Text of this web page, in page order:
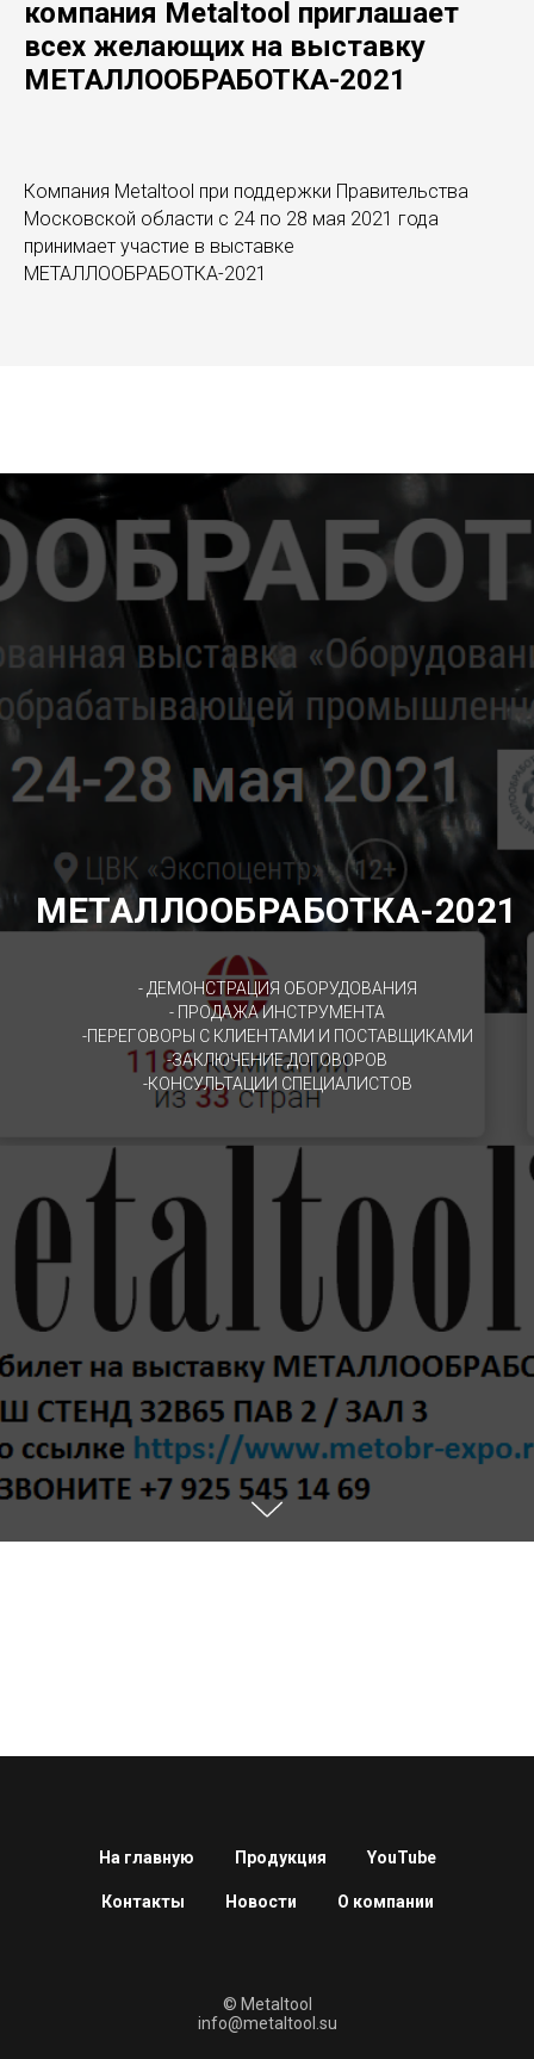
компания Metaltool приглашает
всех желающих на выставку
МЕТАЛЛООБРАБОТКА-2021
Компания Metaltool при поддержки Правительства
Московской области с 24 по 28 мая 2021 года
принимает участие в выставке
МЕТАЛЛООБРАБОТКА-2021
МЕТАЛЛООБРАБОТКА-2021
- ДЕМОНСТРАЦИЯ ОБОРУДОВАНИЯ
- ПРОДАЖА ИНСТРУМЕНТА
-ПЕРЕГОВОРЫ С КЛИЕНТАМИ И ПОСТАВЩИКАМИ
-ЗАКЛЮЧЕНИЕ ДОГОВОРОВ
-КОНСУЛЬТАЦИИ СПЕЦИАЛИСТОВ
На главную Продукция YouTube
Контакты Новости О компании
© Metaltool
info@metaltool.su